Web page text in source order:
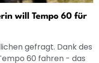
will Tempo 60 für
gefragt. Dank des
60 fahren - das